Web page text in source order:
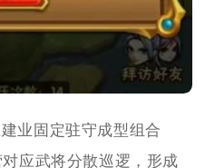
业固定驻守成型组合
应武将分散巡逻，形成